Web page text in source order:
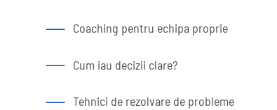
Coaching pentru echipa proprie
Cum iau decizii clare?
Tehnici de rezolvare de probleme